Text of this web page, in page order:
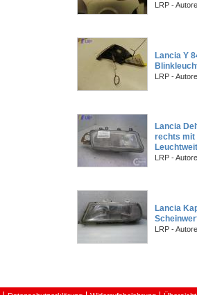
LRP -
Lancia Y
LRP -
Lancia
rechts
LRP -
Lancia
LRP -